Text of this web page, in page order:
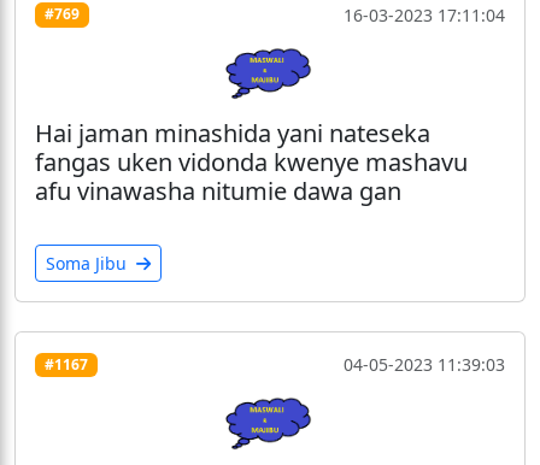
#769 16-03-2023 17:11:04
Hai jaman minashida yani nateseka
fangas uken vidonda kwenye mashavu
afu vinawasha nitumie dawa gan
Soma Jibu
#1167 04-05-2023 11:39:03